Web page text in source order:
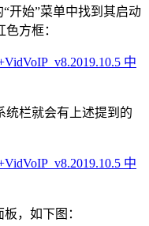
开始”菜单中找到其启动
方框：
统栏就会有上述提到的
，如下图：